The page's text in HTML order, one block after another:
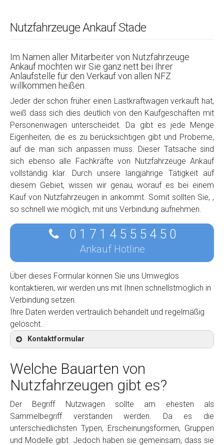
Nutzfahrzeuge Ankauf Stade
Im Namen aller Mitarbeiter von Nutzfahrzeuge
Ankauf möchten wir Sie ganz nett bei Ihrer
Anlaufstelle für den Verkauf von allen NFZ
willkommen heißen.
Jeder der schon früher einen Lastkraftwagen verkauft hat,
weiß dass sich dies deutlich von den Kaufgeschäften mit
Personenwagen unterscheidet. Da gibt es jede Menge
Eigenheiten, die es zu berücksichtigen gibt und Probeme,
auf die man sich anpassen muss. Dieser Tatsache sind
sich ebenso alle Fachkräfte von Nutzfahrzeuge Ankauf
vollständig klar. Durch unsere langjährige Tätigkeit auf
diesem Gebiet, wissen wir genau, worauf es bei einem
Kauf von Nutzfahrzeugen in ankommt. Somit sollten Sie, ,
so schnell wie möglich, mit uns Verbindung aufnehmen.
0 1 7 1 4 5 5 5 4 5 0
Ankauf Hotline
Über dieses Formular können Sie uns Umweglos
kontaktieren, wir werden uns mit Ihnen schnellstmöglich in
Verbindung setzen.
Ihre Daten werden vertraulich behandelt und regelmäßig
gelöscht..
Kontaktformular
Kontaktformular
Marke
Welche Bauarten von
Nutzfahrzeugen gibt es?
Der Begriff Nutzwagen sollte am ehesten als
Sammelbegriff verstanden werden. Da es die
unterschiedlichsten Typen, Erscheinungsformen, Gruppen
und Modelle gibt. Jedoch haben sie gemeinsam, dass sie